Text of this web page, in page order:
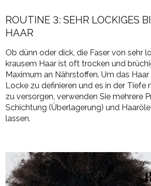
ROUTINE 3: SEHR LOCKIGES
HAAR
Ob dünn oder dick, die Faser von sehr
krausem Haar ist oft trocken und
Maximum an Nährstoffen. Um das
Locke zu definieren und es in der Tiefe
zu versorgen, verwenden Sie mehrere
Schichtung (Überlagerung) und
lassen.